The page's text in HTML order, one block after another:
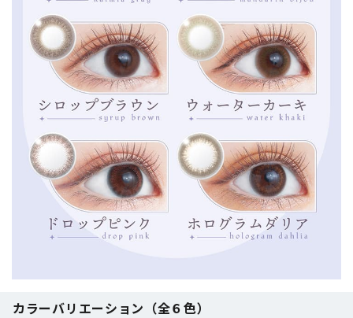
カラーバリエーション（全６色）